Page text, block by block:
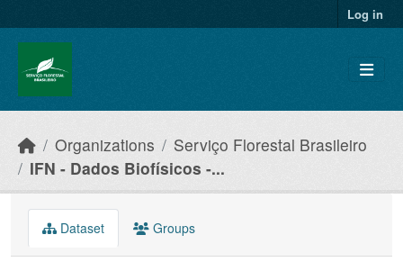
Log in
Organizations
Serviço Florestal Brasileiro
IFN - Dados Biofísicos -...
Dataset Groups